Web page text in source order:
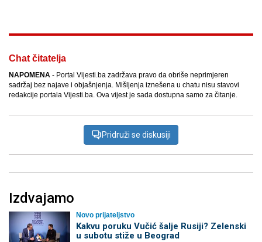
Chat čitatelja
NAPOMENA - Portal Vijesti.ba zadržava pravo da obriše neprimjeren
sadržaj bez najave i objašnjenja. Mišljenja iznešena u chatu nisu stavovi
redakcije portala Vijesti.ba. Ova vijest je sada dostupna samo za čitanje.
Pridruži se diskusiji
Izdvajamo
Novo prijateljstvo
Kakvu poruku Vučić šalje Rusiji? Zelenski
u subotu stiže u Beograd